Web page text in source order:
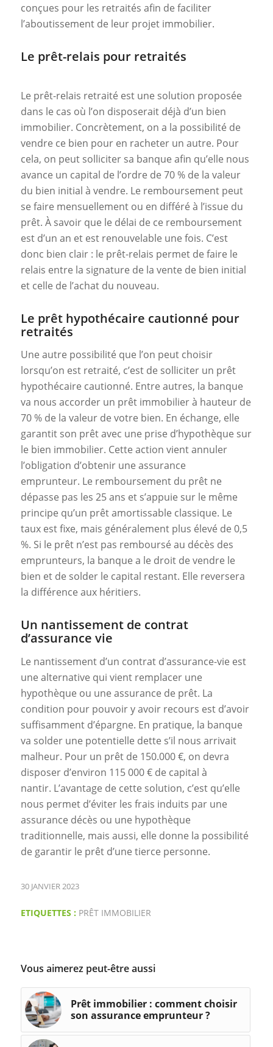
conçues pour les retraités afin de faciliter
l’aboutissement de leur projet immobilier.
Le prêt-relais pour retraités
Le prêt-relais retraité est une solution proposée
dans le cas où l’on disposerait déjà d’un bien
immobilier. Concrètement, on a la possibilité de
vendre ce bien pour en racheter un autre. Pour
cela, on peut solliciter sa banque afin qu’elle nous
avance un capital de l’ordre de 70 % de la valeur
du bien initial à vendre. Le remboursement peut
se faire mensuellement ou en différé à l’issue du
prêt. À savoir que le délai de ce remboursement
est d’un an et est renouvelable une fois. C’est
donc bien clair : le prêt-relais permet de faire le
relais entre la signature de la vente de bien initial
et celle de l’achat du nouveau.
Le prêt hypothécaire cautionné pour
retraités
Une autre possibilité que l’on peut choisir
lorsqu’on est retraité, c’est de solliciter un prêt
hypothécaire cautionné. Entre autres, la banque
va nous accorder un prêt immobilier à hauteur de
70 % de la valeur de votre bien. En échange, elle
garantit son prêt avec une prise d’hypothèque sur
le bien immobilier. Cette action vient annuler
l’obligation d’obtenir une assurance
emprunteur. Le remboursement du prêt ne
dépasse pas les 25 ans et s’appuie sur le même
principe qu’un prêt amortissable classique. Le
taux est fixe, mais généralement plus élevé de 0,5
%. Si le prêt n’est pas remboursé au décès des
emprunteurs, la banque a le droit de vendre le
bien et de solder le capital restant. Elle reversera
la différence aux héritiers.
Un nantissement de contrat
d’assurance vie
Le nantissement d’un contrat d’assurance-vie est
une alternative qui vient remplacer une
hypothèque ou une assurance de prêt. La
condition pour pouvoir y avoir recours est d’avoir
suffisamment d’épargne. En pratique, la banque
va solder une potentielle dette s’il nous arrivait
malheur. Pour un prêt de 150.000 €, on devra
disposer d’environ 115 000 € de capital à
nantir. L’avantage de cette solution, c’est qu’elle
nous permet d’éviter les frais induits par une
assurance décès ou une hypothèque
traditionnelle, mais aussi, elle donne la possibilité
de garantir le prêt d’une tierce personne.
30 JANVIER 2023
ETIQUETTES : PRÊT IMMOBILIER
Vous aimerez peut-être aussi
Prêt immobilier : comment choisir
son assurance emprunteur ?